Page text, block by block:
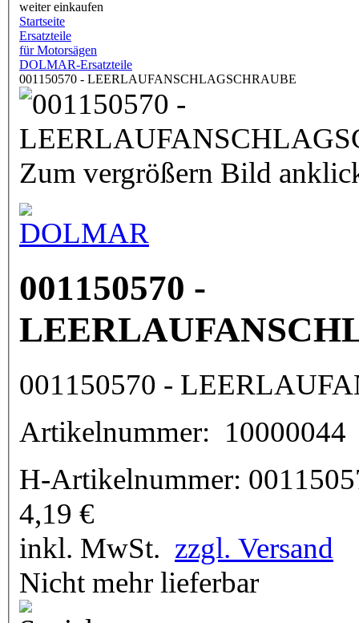
weiter einkaufen
Startseite
Ersatzteile
für Motorsägen
DOLMAR-Ersatzteile
001150570 - LEERLAUFANSCHLAGSCHRAUBE
Zum vergrößern Bild
001150570 -
001150570 -
10000044
H-Artikelnummer:
4,19 €
inkl. MwSt. zzgl. Versand
Nicht mehr lieferbar